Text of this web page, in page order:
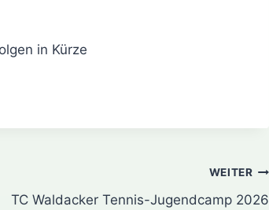
in Kürze
WEITER
TC Waldacker Tennis-Jugendcamp 2026